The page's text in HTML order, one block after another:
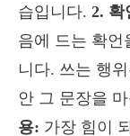
습입니다. 2. 확
음에 드는 확언
니다. 쓰는 행
안 그 문장을
용: 가장 힘이